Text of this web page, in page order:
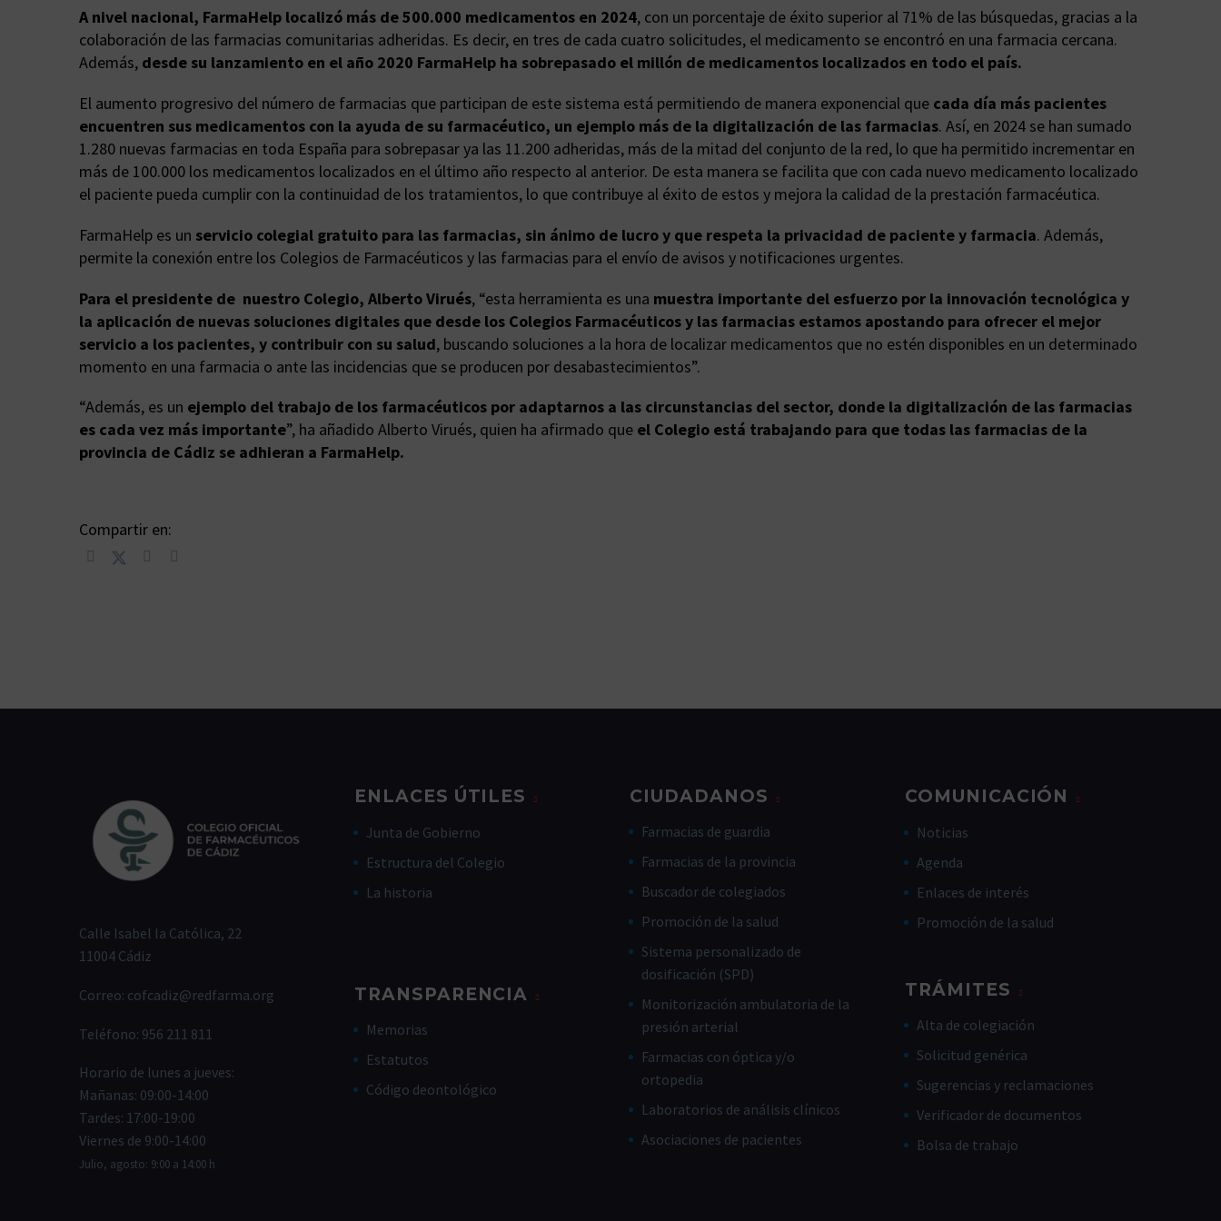
A nivel nacional, FarmaHelp localizó más de 500.000 medicamentos en 2024, con un porcentaje de éxito superior al 71% de las búsquedas, gracias a la
colaboración de las farmacias comunitarias adheridas. Es decir, en tres de cada cuatro solicitudes, el medicamento se encontró en una farmacia cercana.
Además, desde su lanzamiento en el año 2020 FarmaHelp ha sobrepasado el millón de medicamentos localizados en todo el país.
El aumento progresivo del número de farmacias que participan de este sistema está permitiendo de manera exponencial que cada día más pacientes
encuentren sus medicamentos con la ayuda de su farmacéutico, un ejemplo más de la digitalización de las farmacias. Así, en 2024 se han sumado
1.280 nuevas farmacias en toda España para sobrepasar ya las 11.200 adheridas, más de la mitad del conjunto de la red, lo que ha permitido incrementar en
más de 100.000 los medicamentos localizados en el último año respecto al anterior. De esta manera se facilita que con cada nuevo medicamento localizado
el paciente pueda cumplir con la continuidad de los tratamientos, lo que contribuye al éxito de estos y mejora la calidad de la prestación farmacéutica.
FarmaHelp es un servicio colegial gratuito para las farmacias, sin ánimo de lucro y que respeta la privacidad de paciente y farmacia. Además,
permite la conexión entre los Colegios de Farmacéuticos y las farmacias para el envío de avisos y notificaciones urgentes.
Para el presidente de nuestro Colegio, Alberto Virués, “esta herramienta es una muestra importante del esfuerzo por la innovación tecnológica y
la aplicación de nuevas soluciones digitales que desde los Colegios Farmacéuticos y las farmacias estamos apostando para ofrecer el mejor
servicio a los pacientes, y contribuir con su salud, buscando soluciones a la hora de localizar medicamentos que no estén disponibles en un determinado
momento en una farmacia o ante las incidencias que se producen por desabastecimientos”.
“Además, es un ejemplo del trabajo de los farmacéuticos por adaptarnos a las circunstancias del sector, donde la digitalización de las farmacias
es cada vez más importante”, ha añadido Alberto Virués, quien ha afirmado que el Colegio está trabajando para que todas las farmacias de la
provincia de Cádiz se adhieran a FarmaHelp.
Compartir en:
Calle Isabel la Católica, 22
11004 Cádiz
Correo: cofcadiz@redfarma.org
Teléfono: 956 211 811
Horario de lunes a jueves:
Mañanas: 09:00-14:00
Tardes: 17:00-19:00
Viernes de 9:00-14:00
Julio, agosto: 9:00 a 14:00 h
ENLACES ÚTILES
Junta de Gobierno
Estructura del Colegio
La historia
TRANSPARENCIA
Memorias
Estatutos
Código deontológico
CIUDADANOS
Farmacias de guardia
Farmacias de la provincia
Buscador de colegiados
Promoción de la salud
Sistema personalizado de
dosificación (SPD)
Monitorización ambulatoria de la
presión arterial
Farmacias con óptica y/o
ortopedia
Laboratorios de análisis clínicos
Asociaciones de pacientes
COMUNICACIÓN
Noticias
Agenda
Enlaces de interés
Promoción de la salud
TRÁMITES
Alta de colegiación
Solicitud genérica
Sugerencias y reclamaciones
Verificador de documentos
Bolsa de trabajo